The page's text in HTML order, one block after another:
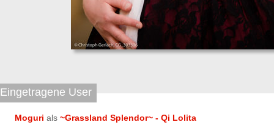
Eingetragene User
Moguri als ~Grassland Splendor~ - Qi Lolita